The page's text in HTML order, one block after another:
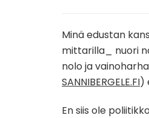
Minä edustan
mittarilla_ nuori
nolo ja
SANNIBERGELE.FI)
En siis ole